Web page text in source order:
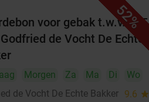
52%
voor gebak t.w.v. €25
de Vocht De Echte
Morgen Za Ma Di
Wo
de Vocht De Echte Bakker 9.6 star